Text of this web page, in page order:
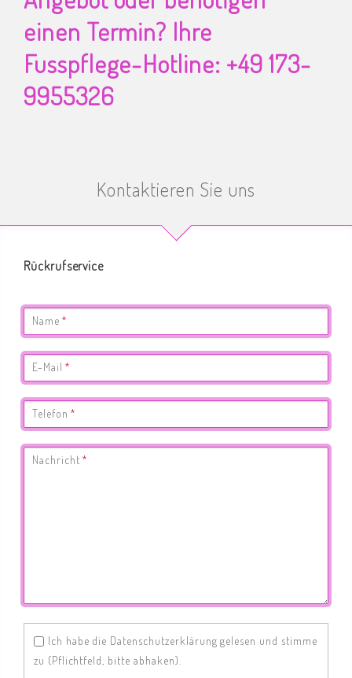
einen Termin? Ihre
Fusspflege-Hotline: +49 173-
9955326
Kontaktieren Sie uns
Rückrufservice
Pflichtfeld
Name *
Pflichtfeld
E-Mail *
Pflichtfeld
Telefon *
Pflichtfeld
Nachricht *
Ich habe die Datenschutzerklärung gelesen und stimme
zu (Pflichtfeld, bitte abhaken).